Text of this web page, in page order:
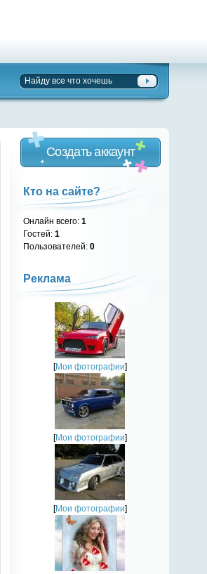
Создать аккаунт
Кто на сайте?
Онлайн всего:1
Гостей:1
Пользователей:0
Реклама
[Мои фотографии]
[Мои фотографии]
[Мои фотографии]